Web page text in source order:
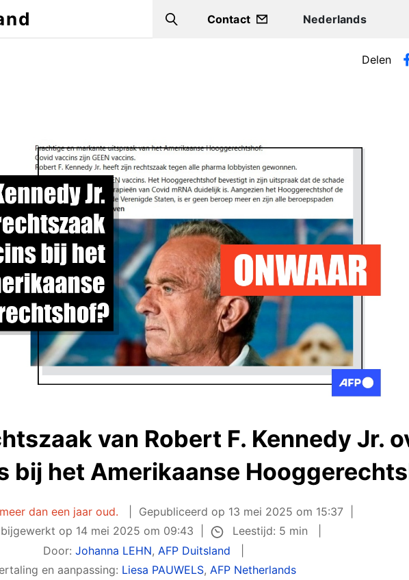
Search
Contact
Delen
van Robert F. Kennedy Jr.
bij het Amerikaanse
dan een jaar oud. Gepubliceerd op 13 mei 2025 om 15:37
op 14 mei 2025 om 09:43
Leestijd: 5 min
Door: Johanna LEHN, AFP Duitsland
en aanpassing: Liesa PAUWELS, AFP Netherlands